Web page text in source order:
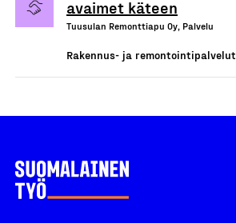
avaimet käteen
Tuusulan Remonttiapu Oy, Palvelu
Rakennus- ja remontointipalvelut